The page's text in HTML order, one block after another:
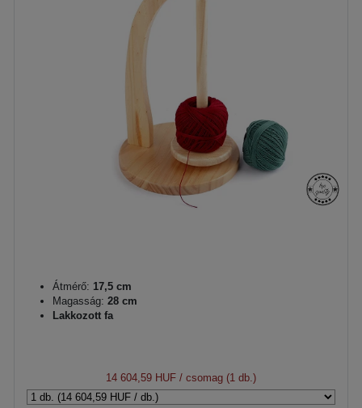
Átmérő: 17,5 cm
Magasság: 28 cm
Lakkozott fa
14 604,59 HUF / csomag (1 db.)